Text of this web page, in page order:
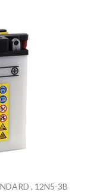
, 12N5-3B